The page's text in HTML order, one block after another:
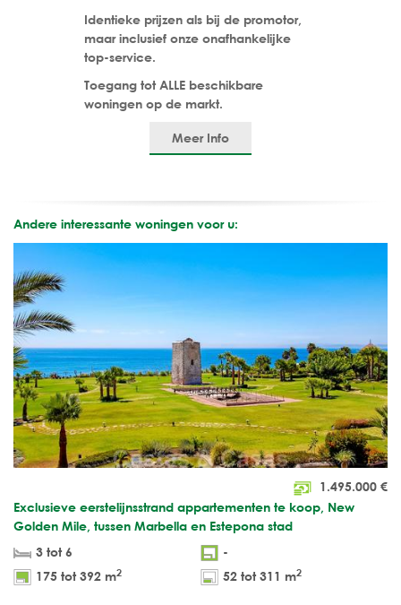
Identieke prijzen als bij de promotor,
maar inclusief onze onafhankelijke
top-service.
Toegang tot ALLE beschikbare
woningen op de markt.
Meer Info
Andere interessante woningen voor u:
1.495.000 €
Exclusieve eerstelijnsstrand appartementen te koop, New
Golden Mile, tussen Marbella en Estepona stad
3 tot 6
-
175 tot 392 m2 52 tot 311 m2